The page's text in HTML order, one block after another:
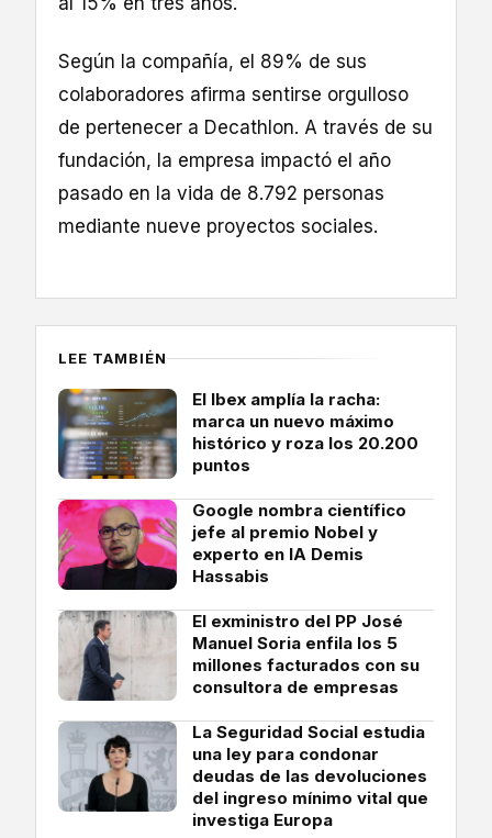
Según la compañía, el 89% de sus
colaboradores afirma sentirse orgulloso
de pertenecer a Decathlon. A través de su
fundación, la empresa impactó el año
pasado en la vida de 8.792 personas
mediante nueve proyectos sociales.
LEE TAMBIÉN
El Ibex amplía la racha:
marca un nuevo máximo
histórico y roza los 20.200
puntos
Google nombra científico
jefe al premio Nobel y
experto en IA Demis
Hassabis
El exministro del PP José
Manuel Soria enfila los 5
millones facturados con su
consultora de empresas
La Seguridad Social estudia
una ley para condonar
deudas de las devoluciones
del ingreso mínimo vital que
investiga Europa